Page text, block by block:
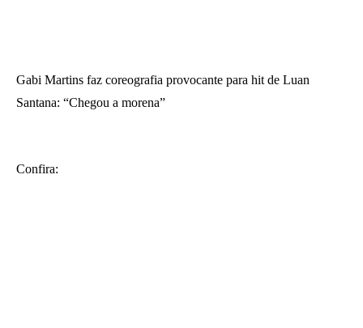
Gabi Martins faz coreografia provocante para hit de Luan
Santana: “Chegou a morena”
Confira: